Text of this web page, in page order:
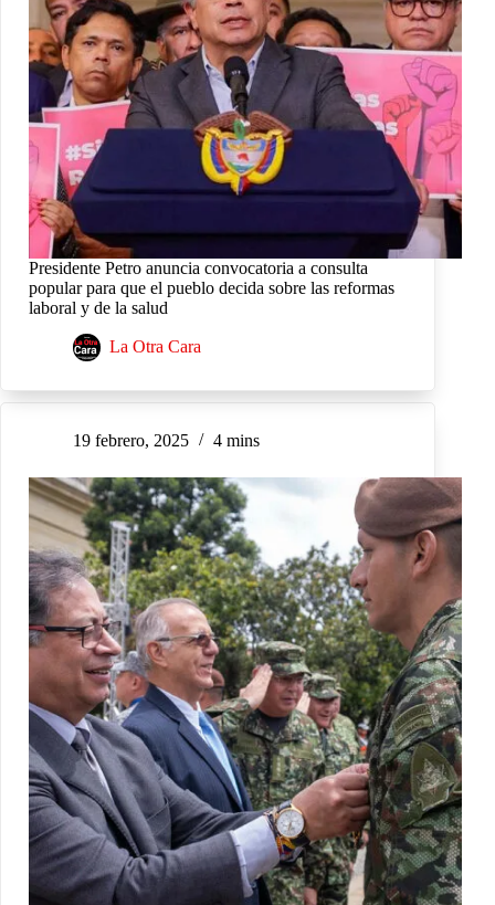
Presidente Petro anuncia convocatoria a consulta
popular para que el pueblo decida sobre las reformas
laboral y de la salud
La Otra Cara
19 febrero, 2025 4 mins